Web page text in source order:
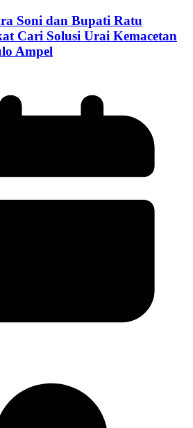
Soni dan Bupati Ratu
Cari Solusi Urai Kemacetan
Ampel